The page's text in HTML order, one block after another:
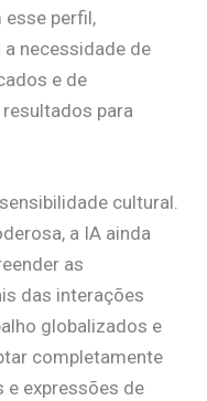
perfil,
necessidade de
e de
para
cultural.
a IA ainda
as
das interações
globalizados e
completamente
e expressões de